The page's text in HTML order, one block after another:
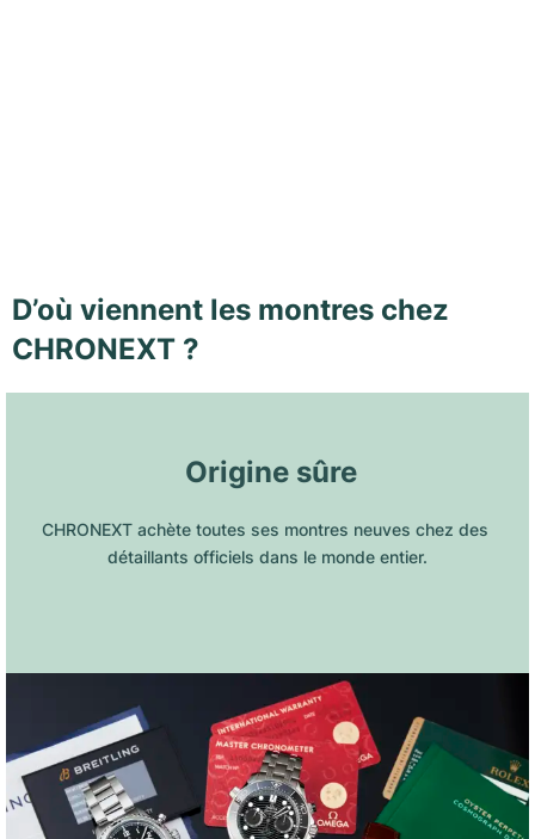
D’où viennent les montres chez
CHRONEXT ?
Origine sûre
CHRONEXT achète toutes ses montres neuves chez des
détaillants officiels dans le monde entier.